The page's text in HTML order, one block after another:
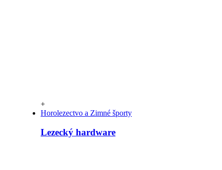
+
Horolezectvo a Zimné športy
Lezecký hardware